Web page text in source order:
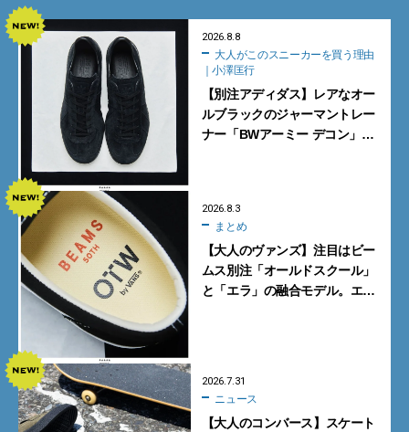
2026.8.8
｜小澤匡行
【別注アディダス】レアなオー
ルブラックのジャーマントレー
ナー「BWアーミー デコン」
2026.8.3
まとめ
【大人のヴァンズ】注目はビー
ムス別注「オールドスクール」
と「エラ」の融合モデル。エ
2026.7.31
ニュース
【大人のコンバース】スケート